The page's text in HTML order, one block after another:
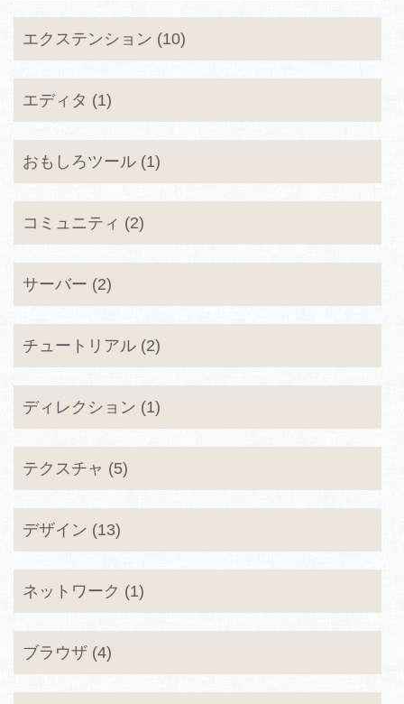
エクステンション (10)
エディタ (1)
おもしろツール (1)
コミュニティ (2)
サーバー (2)
チュートリアル (2)
ディレクション (1)
テクスチャ (5)
デザイン (13)
ネットワーク (1)
ブラウザ (4)